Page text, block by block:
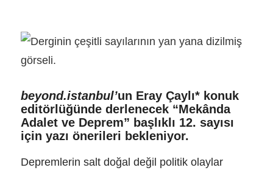
beyond.istanbul’un Eray Çaylı*konuk
editörlüğünde derlenecek “Mekânda
Adalet ve Deprem” başlıklı 12. sayısı
için yazı önerileri bekleniyor.
Depremlerin salt doğal değil politik olaylar